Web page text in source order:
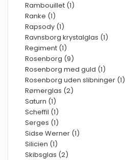
Rambouillet (1)
Ranke (1)
Rapsody (1)
Ravnsborg krystalglas (1)
Regiment (1)
Rosenborg (9)
Rosenborg med guld (1)
Rosenborg uden slibninger (1)
Rømerglas (2)
Saturn (1)
Scheffil (1)
Serges (1)
Sidse Werner (1)
Silicien (1)
Skibsglas (2)